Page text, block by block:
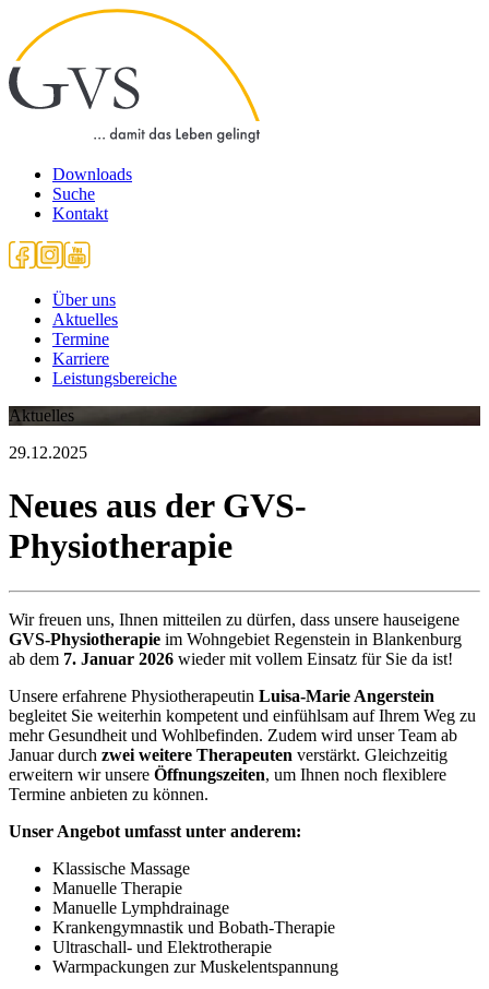
Downloads
Suche
Kontakt
Über uns
Aktuelles
Termine
Karriere
Leistungsbereiche
Aktuelles
29.12.2025
Neues aus der GVS-
Physiotherapie
Wir freuen uns, Ihnen mitteilen zu dürfen, dass unsere hauseigene
GVS-Physiotherapie im Wohngebiet Regenstein in Blankenburg
ab dem 7. Januar 2026 wieder mit vollem Einsatz für Sie da ist!
Unsere erfahrene Physiotherapeutin Luisa-Marie Angerstein
begleitet Sie weiterhin kompetent und einfühlsam auf Ihrem Weg zu
mehr Gesundheit und Wohlbefinden. Zudem wird unser Team ab
Januar durch zwei weitere Therapeuten verstärkt. Gleichzeitig
erweitern wir unsere Öffnungszeiten, um Ihnen noch flexiblere
Termine anbieten zu können.
Unser Angebot umfasst unter anderem:
Klassische Massage
Manuelle Therapie
Manuelle Lymphdrainage
Krankengymnastik und Bobath-Therapie
Ultraschall- und Elektrotherapie
Warmpackungen zur Muskelentspannung